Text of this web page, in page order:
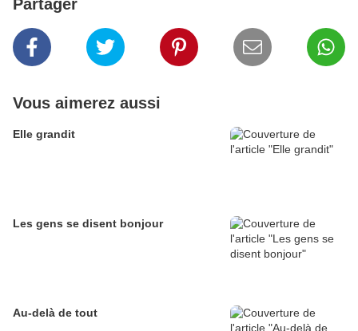
Partager
Vous aimerez aussi
Elle grandit
Les gens se disent bonjour
Au-delà de tout